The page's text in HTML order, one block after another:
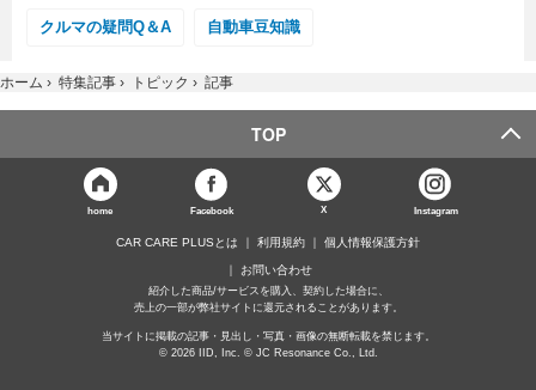
クルマの疑問Q＆A 自動車豆知識
ホーム › 特集記事 › トピック › 記事
TOP
home Facebook X Instagram
CAR CARE PLUSとは 利用規約 個人情報保護方針
お問い合わせ
紹介した商品/サービスを購入、契約した場合に、
売上の一部が弊社サイトに還元されることがあります。
当サイトに掲載の記事・見出し・写真・画像の無断転載を禁じます。
© 2026 IID, Inc. © JC Resonance Co., Ltd.